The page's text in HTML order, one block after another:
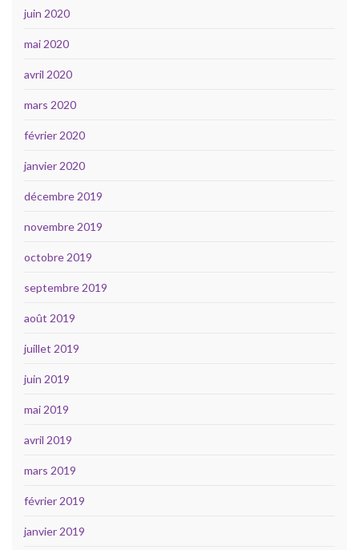
juin 2020
mai 2020
avril 2020
mars 2020
février 2020
janvier 2020
décembre 2019
novembre 2019
octobre 2019
septembre 2019
août 2019
juillet 2019
juin 2019
mai 2019
avril 2019
mars 2019
février 2019
janvier 2019